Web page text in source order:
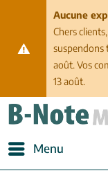
Aucune
Chers
suspendons
août. Vos
13 août.
Menu